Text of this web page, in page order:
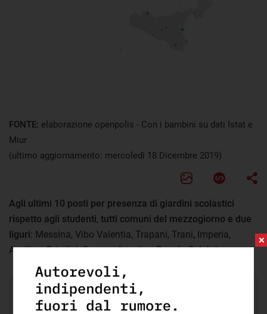
FONTE: elaborazione openpolis - Con i bambini su dati Istat e
Miur
(ultimo aggiornamento: mercoledì 18 Dicembre 2019)
Agli ultimi 10 posti per presenza di giardini scolastici
rispetto agli studenti, tutti comuni del mezzogiorno e due
liguri: Messina, Vibo Valentia, Trapani, Trani, Imperia,
Avellino, Brindisi, Genova, Isernia e Reggio Calabria.
3i capoluoghi dove i giardini scolastici sono